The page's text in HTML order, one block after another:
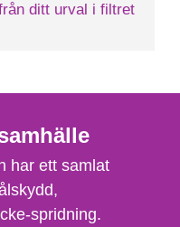
ditt urval i filtret
har ett samlat
spridning.